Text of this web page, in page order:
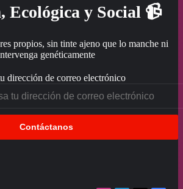
Ecológica y Social 📹
propios, sin tinte ajeno que lo manche ni
genéticamente
dirección de correo electrónico